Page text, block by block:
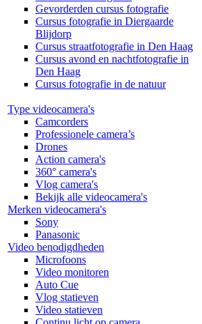
Gevorderden cursus fotografie
Cursus fotografie in Diergaarde
Blijdorp
Cursus straatfotografie in Den Haag
Cursus avond en nachtfotografie in
Den Haag
Cursus fotografie in de natuur
Type videocamera's
Camcorders
Professionele camera’s
Drones
Action camera's
360° camera's
Vlog camera's
Bekijk alle videocamera's
Merken videocamera's
Sony
Panasonic
Video benodigdheden
Microfoons
Video monitoren
Auto Cue
Vlog statieven
Video statieven